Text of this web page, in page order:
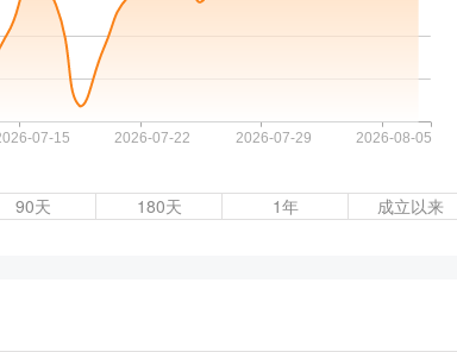
90天 180天 1年 成立以来